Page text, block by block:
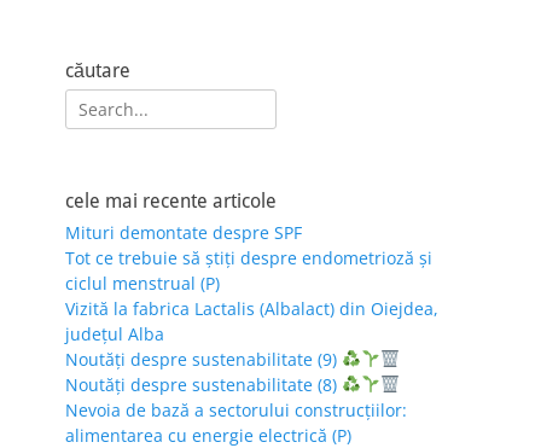
căutare
Search
for:
cele mai recente articole
Mituri demontate despre SPF
Tot ce trebuie să știți despre endometrioză și
ciclul menstrual (P)
Vizită la fabrica Lactalis (Albalact) din Oiejdea,
județul Alba
Noutăți despre sustenabilitate (9)
Noutăți despre sustenabilitate (8)
Nevoia de bază a sectorului construcțiilor:
alimentarea cu energie electrică (P)